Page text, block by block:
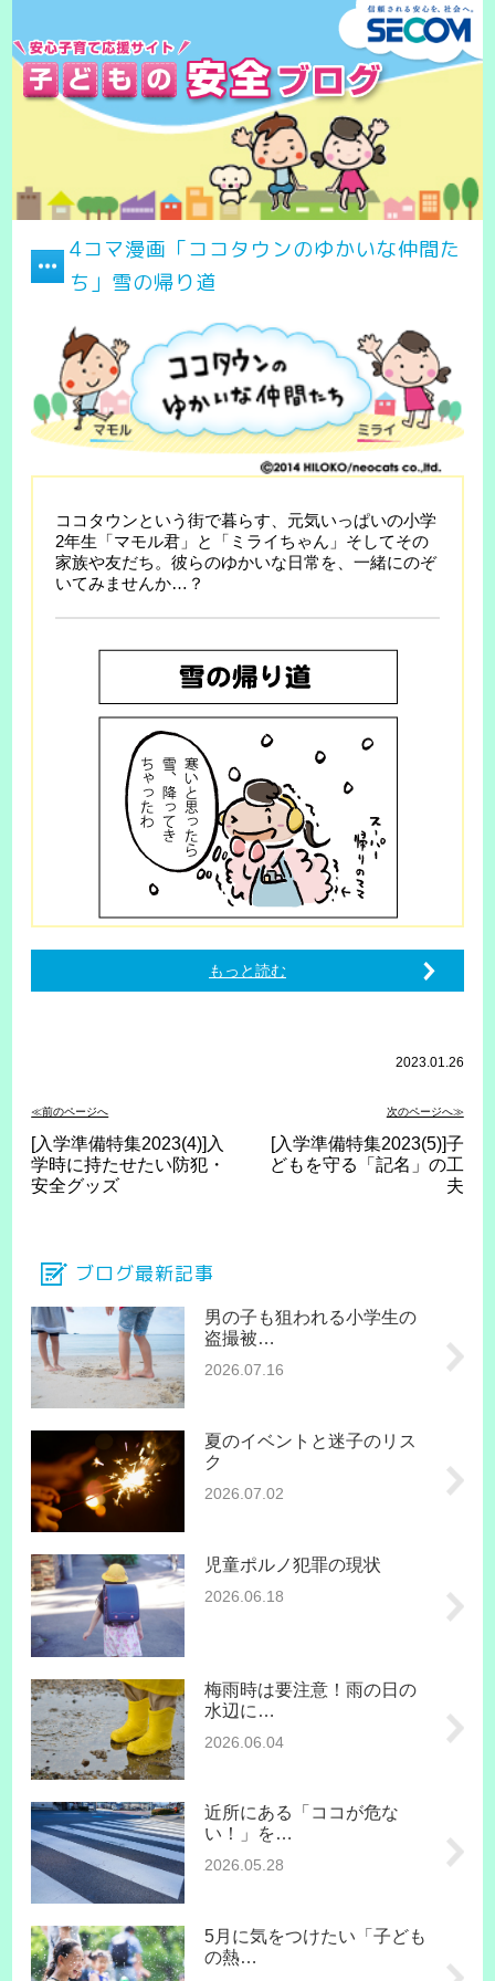
4コマ漫画「ココタウンのゆかいな仲間た
ち」雪の帰り道
ココタウンという街で暮らす、元気いっぱいの小学
2年生「マモル君」と「ミライちゃん」そしてその
家族や友だち。彼らのゆかいな日常を、一緒にのぞ
いてみませんか…？
もっと読む
2023.01.26
≪前のページへ 次のページへ≫
[入学準備特集2023(4)]入
学時に持たせたい防犯・
安全グッズ
[入学準備特集2023(5)]子
どもを守る「記名」の工
夫
ブログ最新記事
男の子も狙われる小学生の
盗撮被…
2026.07.16
夏のイベントと迷子のリス
ク
2026.07.02
児童ポルノ犯罪の現状
2026.06.18
梅雨時は要注意！雨の日の
水辺に…
2026.06.04
近所にある「ココが危な
い！」を…
2026.05.28
5月に気をつけたい「子ども
の熱…